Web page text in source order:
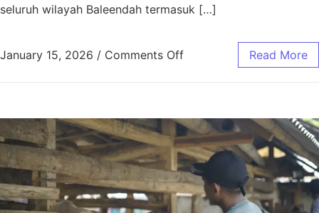
seluruh wilayah Baleendah termasuk […]
January 15, 2026 / Comments Off Read More